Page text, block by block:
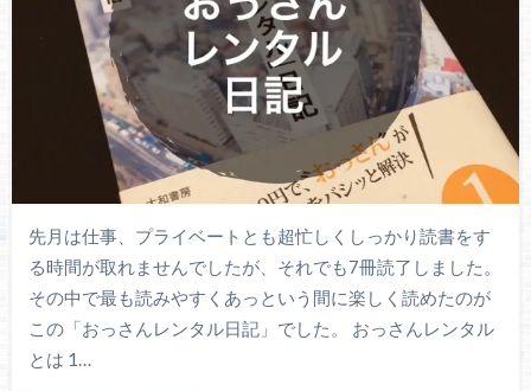
先月は仕事、プライベートとも超忙しくしっかり読書をす
る時間が取れませんでしたが、それでも7冊読了しました。
その中で最も読みやすくあっという間に楽しく読めたのが
この「おっさんレンタル日記」でした。 おっさんレンタル
とは 1…